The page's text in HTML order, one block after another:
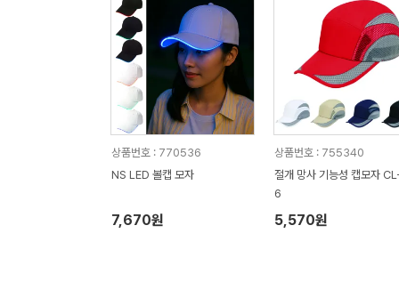
상품번호 : 770536
NS LED 볼캡 모자
7,670원
상품번호 : 755340
절개 망사 기능성 캡모자
6
5,570원